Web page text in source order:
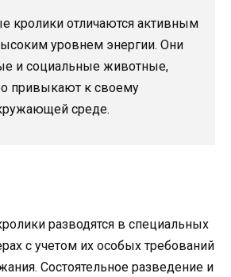
кролики отличаются активным
уровнем энергии. Они
и социальные животные,
привыкают к своему
среде.
разводятся в специальных
с учетом их особых требований
Состоятельное разведение и